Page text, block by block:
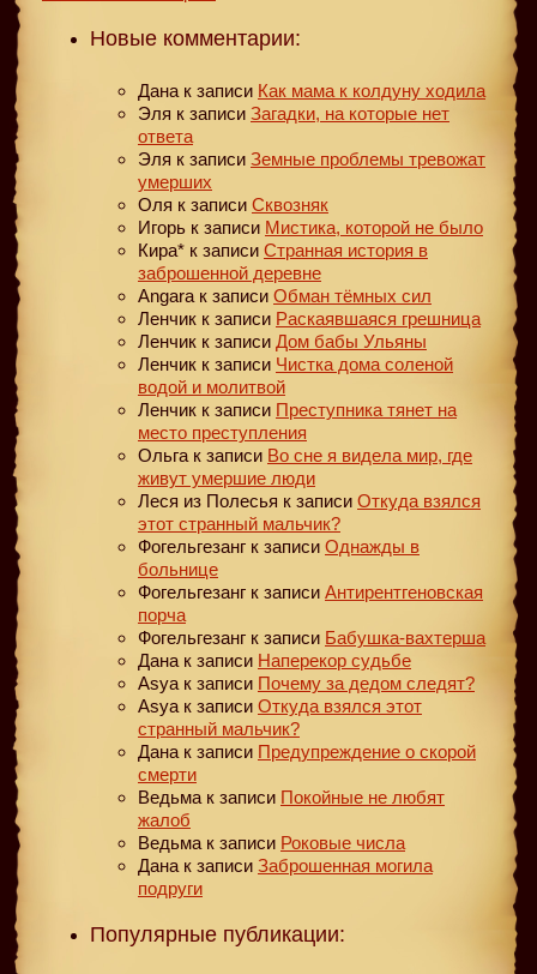
Новые комментарии:
Дана к записи Как мама к колдуну ходила
Эля к записи Загадки, на которые нет
ответа
Эля к записи Земные проблемы тревожат
умерших
Оля к записи Сквозняк
Игорь к записи Мистика, которой не было
Кира* к записи Странная история в
заброшенной деревне
Angara к записи Обман тёмных сил
Ленчик к записи Раскаявшаяся грешница
Ленчик к записи Дом бабы Ульяны
Ленчик к записи Чистка дома соленой
водой и молитвой
Ленчик к записи Преступника тянет на
место преступления
Ольга к записи Во сне я видела мир, где
живут умершие люди
Леся из Полесья к записи Откуда взялся
этот странный мальчик?
Фогельгезанг к записи Однажды в
больнице
Фогельгезанг к записи Антирентгеновская
порча
Фогельгезанг к записи Бабушка-вахтерша
Дана к записи Наперекор судьбе
Asya к записи Почему за дедом следят?
Asya к записи Откуда взялся этот
странный мальчик?
Дана к записи Предупреждение о скорой
смерти
Ведьма к записи Покойные не любят
жалоб
Ведьма к записи Роковые числа
Дана к записи Заброшенная могила
подруги
Популярные публикации: